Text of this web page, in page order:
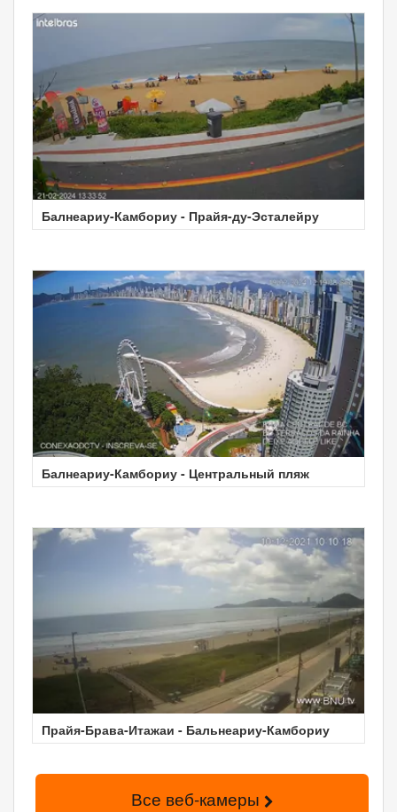
Балнеариу-Камбориу - Прайя-ду-Эсталейру
Балнеариу-Камбориу - Центральный пляж
Прайя-Брава-Итажаи - Бальнеариу-Камбориу
Все веб-камеры